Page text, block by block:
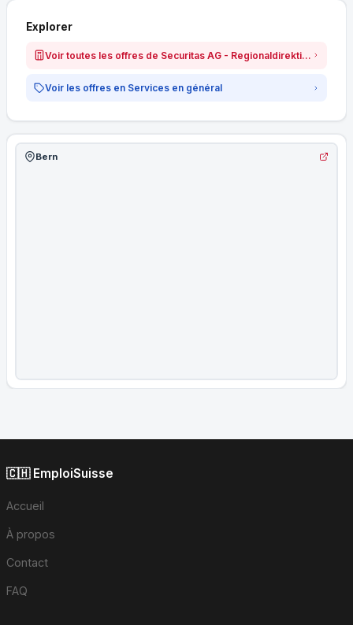
Explorer
Voir toutes les offres de Securitas AG - Regionaldirektion Bern
Voir les offres en Services en général
Bern
🇨🇭 EmploiSuisse
Accueil
À propos
Contact
FAQ